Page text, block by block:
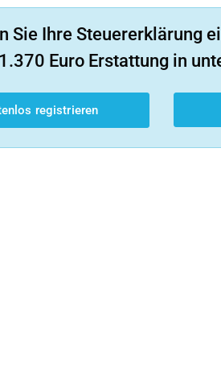
Sie Ihre Steuererklärung
Euro Erstattung in
registrieren